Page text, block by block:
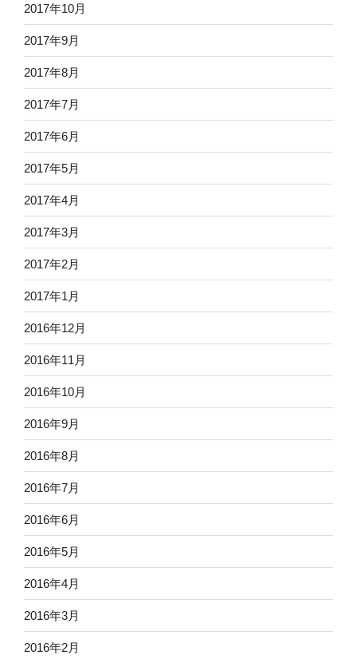
2017年10月
2017年9月
2017年8月
2017年7月
2017年6月
2017年5月
2017年4月
2017年3月
2017年2月
2017年1月
2016年12月
2016年11月
2016年10月
2016年9月
2016年8月
2016年7月
2016年6月
2016年5月
2016年4月
2016年3月
2016年2月